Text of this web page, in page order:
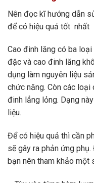
Nên đọc kĩ hướng dẫn
để có hiệu quả tốt nhất
Cao đinh lăng có ba
đặc và cao đinh lăng
dụng làm nguyên liệu
chức năng. Còn các
đinh lẳng lỏng. Dạng
liệu.
Để có hiệu quả thì cần
sẽ gây ra phản ứng
bạn nên tham khảo một